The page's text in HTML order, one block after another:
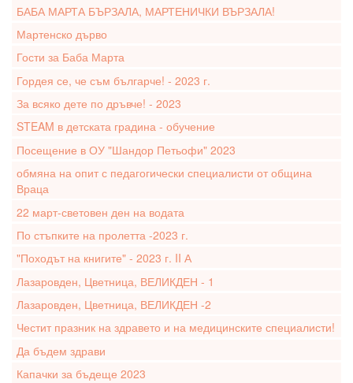
БАБА МАРТА БЪРЗАЛА, МАРТЕНИЧКИ ВЪРЗАЛА!
Мартенско дърво
Гости за Баба Марта
Гордея се, че съм българче! - 2023 г.
За всяко дете по дръвче! - 2023
STEAM в детската градина - обучение
Посещение в ОУ "Шандор Петьофи" 2023
обмяна на опит с педагогически специалисти от община
Враца
22 март-световен ден на водата
По стъпките на пролетта -2023 г.
"Походът на книгите" - 2023 г. II А
Лазаровден, Цветница, ВЕЛИКДЕН - 1
Лазаровден, Цветница, ВЕЛИКДЕН -2
Честит празник на здравето и на медицинските специалисти!
Да бъдем здрави
Капачки за бъдеще 2023